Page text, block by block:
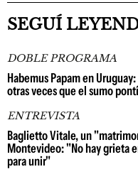
SEGUÍ
DOBLE PROGRAMA
Habemus Papam en
otras veces que el sumo
ENTREVISTA
Baglietto Vitale, un
Montevideo: "No hay grieta
para unir"